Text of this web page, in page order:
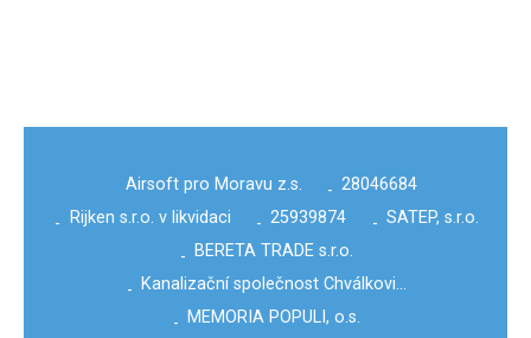
Airsoft pro Moravu z.s. - 28046684
-
Rijken s.r.o. v likvidaci - 25939874 - SATEP, s.r.o.
- BERETA TRADE s.r.o.
- Kanalizační společnost Chválkovi…
- MEMORIA POPULI, o.s.